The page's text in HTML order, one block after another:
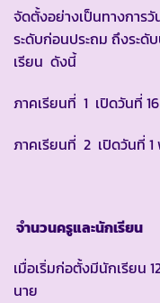
จัดตั้งอย่างเป็นทางการ
ระดับก่อนประถม ถึงระดั
เรียน ดังนี้
ภาคเรียนที่ 1 เปิดวันที่
ภาคเรียนที่ 2 เปิดวันที่
จำนวนครูและนักเรียน
เมื่อเริ่มก่อตั้งมีนักเรียน
นาย